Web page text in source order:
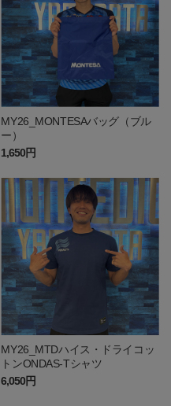
MY26_MONTESAバッグ（ブル
ー）
1,650円
MY26_MTDハイス・ドライコッ
トンONDAS-Tシャツ
6,050円